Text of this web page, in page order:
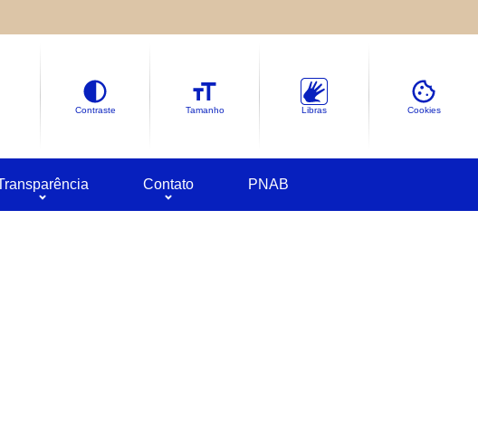
Contraste Tamanho Libras Cookies
Contato PNAB
controle sobre as informações coletadas.